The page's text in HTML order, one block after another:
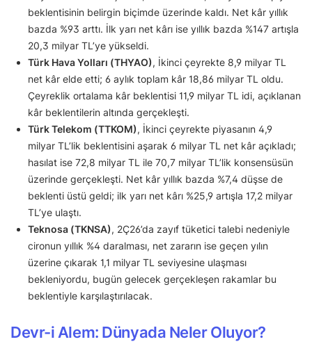
beklentisinin belirgin biçimde üzerinde kaldı. Net kâr yıllık
bazda %93 arttı. İlk yarı net kârı ise yıllık bazda %147 artışla
20,3 milyar TL’ye yükseldi.
Türk Hava Yolları (THYAO), İkinci çeyrekte 8,9 milyar TL
net kâr elde etti; 6 aylık toplam kâr 18,86 milyar TL oldu.
Çeyreklik ortalama kâr beklentisi 11,9 milyar TL idi, açıklanan
kâr beklentilerin altında gerçekleşti.
Türk Telekom (TTKOM), İkinci çeyrekte piyasanın 4,9
milyar TL’lik beklentisini aşarak 6 milyar TL net kâr açıkladı;
hasılat ise 72,8 milyar TL ile 70,7 milyar TL’lik konsensüsün
üzerinde gerçekleşti. Net kâr yıllık bazda %7,4 düşse de
beklenti üstü geldi; ilk yarı net kârı %25,9 artışla 17,2 milyar
TL’ye ulaştı.
Teknosa (TKNSA), 2Ç26’da zayıf tüketici talebi nedeniyle
cironun yıllık %4 daralması, net zararın ise geçen yılın
üzerine çıkarak 1,1 milyar TL seviyesine ulaşması
bekleniyordu, bugün gelecek gerçekleşen rakamlar bu
beklentiyle karşılaştırılacak.
Devr-i Alem: Dünyada Neler Oluyor?